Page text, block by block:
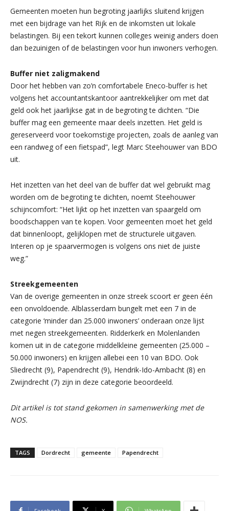
Gemeenten moeten hun begroting jaarlijks sluitend krijgen
met een bijdrage van het Rijk en de inkomsten uit lokale
belastingen. Bij een tekort kunnen colleges weinig anders doen
dan bezuinigen of de belastingen voor hun inwoners verhogen.
Buffer niet zaligmakend
Door het hebben van zo’n comfortabele Eneco-buffer is het
volgens het accountantskantoor aantrekkelijker om met dat
geld ook het jaarlijkse gat in de begroting te dichten. “Die
buffer mag een gemeente maar deels inzetten. Het geld is
gereserveerd voor toekomstige projecten, zoals de aanleg van
een randweg of een fietspad”, legt Marc Steehouwer van BDO
uit.
Het inzetten van het deel van de buffer dat wel gebruikt mag
worden om de begroting te dichten, noemt Steehouwer
schijncomfort: “Het lijkt op het inzetten van spaargeld om
boodschappen van te kopen. Voor gemeenten moet het geld
dat binnenloopt, gelijklopen met de structurele uitgaven.
Interen op je spaarvermogen is volgens ons niet de juiste
weg.”
Streekgemeenten
Van de overige gemeenten in onze streek scoort er geen één
een onvoldoende. Alblasserdam bungelt met een 7 in de
categorie ‘minder dan 25.000 inwoners’ onderaan onze lijst
met negen streekgemeenten. Ridderkerk en Molenlanden
komen uit in de categorie middelkleine gemeenten (25.000 –
50.000 inwoners) en krijgen allebei een 10 van BDO. Ook
Sliedrecht (9), Papendrecht (9), Hendrik-Ido-Ambacht (8) en
Zwijndrecht (7) zijn in deze categorie beoordeeld.
Dit artikel is tot stand gekomen in samenwerking met de
NOS.
TAGS Dordrecht gemeente Papendrecht